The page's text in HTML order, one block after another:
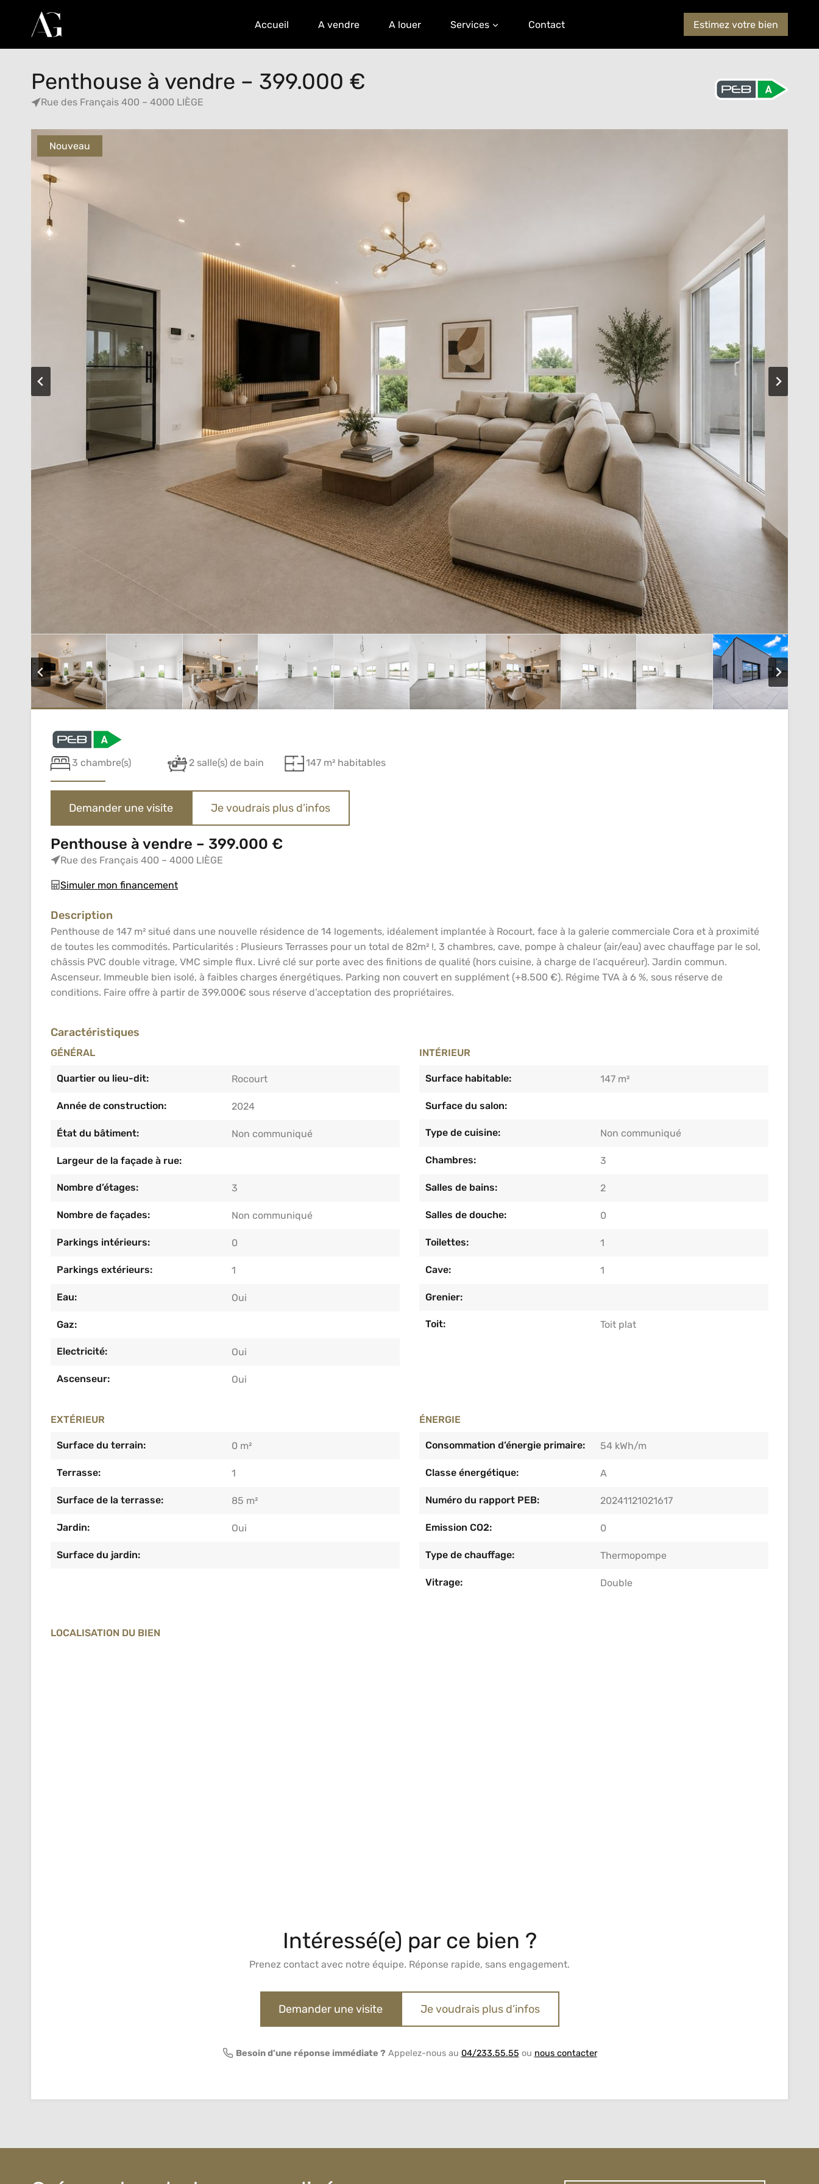
Accueil A vendre A louer Services Contact Estimez votre bien
Penthouse à vendre – 399.000 €
Rue des Français 400 – 4000 LIÈGE
Nouveau
3 chambre(s) 2 salle(s) de bain 147 m² habitables
Demander une visite Je voudrais plus d’infos
Penthouse à vendre – 399.000 €
Rue des Français 400 – 4000 LIÈGE
Simuler mon financement
Description
Penthouse de 147 m² situé dans une nouvelle résidence de 14 logements, idéalement implantée à Rocourt, face à la galerie commerciale Cora et à proximité
de toutes les commodités. Particularités : Plusieurs Terrasses pour un total de 82m² !, 3 chambres, cave, pompe à chaleur (air/eau) avec chauffage par le sol,
châssis PVC double vitrage, VMC simple flux. Livré clé sur porte avec des finitions de qualité (hors cuisine, à charge de l’acquéreur). Jardin commun.
Ascenseur. Immeuble bien isolé, à faibles charges énergétiques. Parking non couvert en supplément (+8.500 €). Régime TVA à 6 %, sous réserve de
conditions. Faire offre à partir de 399.000€ sous réserve d’acceptation des propriétaires.
Caractéristiques
GÉNÉRAL
Quartier ou lieu-dit: Rocourt
Année de construction: 2024
État du bâtiment: Non communiqué
Largeur de la façade à rue:
Nombre d’étages: 3
Nombre de façades: Non communiqué
Parkings intérieurs: 0
Parkings extérieurs: 1
Eau: Oui
Gaz:
Electricité: Oui
Ascenseur: Oui
INTÉRIEUR
Surface habitable: 147 m²
Surface du salon:
Type de cuisine: Non communiqué
Chambres: 3
Salles de bains: 2
Salles de douche: 0
Toilettes: 1
Cave: 1
Grenier:
Toit: Toit plat
EXTÉRIEUR
Surface du terrain: 0 m²
Terrasse: 1
Surface de la terrasse: 85 m²
Jardin: Oui
Surface du jardin:
ÉNERGIE
Consommation d’énergie primaire: 54 kWh/m
Classe énergétique: A
Numéro du rapport PEB: 20241121021617
Emission CO2: 0
Type de chauffage: Thermopompe
Vitrage: Double
LOCALISATION DU BIEN
Intéressé(e) par ce bien ?
Prenez contact avec notre équipe. Réponse rapide, sans engagement.
Demander une visite Je voudrais plus d’infos
Besoin d’une réponse immédiate ? Appelez-nous au 04/233.55.55 ou nous contacter